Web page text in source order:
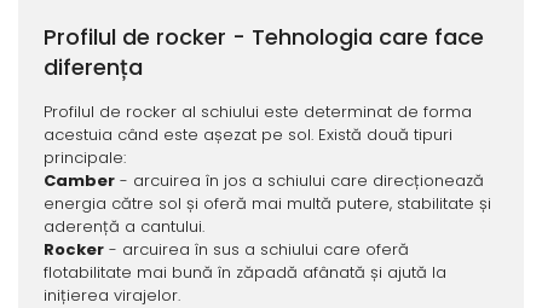
Profilul de rocker - Tehnologia care face
diferența
Profilul de rocker al schiului este determinat de forma
acestuia când este așezat pe sol. Există două tipuri
principale:
Camber- arcuirea în jos a schiului care direcționează
energia către sol și oferă mai multă putere, stabilitate și
aderență a cantului.
Rocker- arcuirea în sus a schiului care oferă
flotabilitate mai bună în zăpadă afânată și ajută la
inițierea virajelor.